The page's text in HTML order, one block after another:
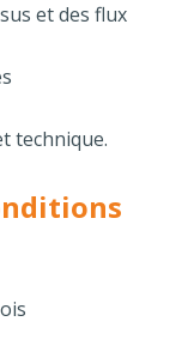
et des flux
technique.